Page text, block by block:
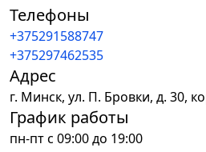
Телефоны
+375291588747
+375297462535
Адрес
г. Минск, ул. П. Бровки, д. 30,
График работы
пн-пт с 09:00 до 19:00